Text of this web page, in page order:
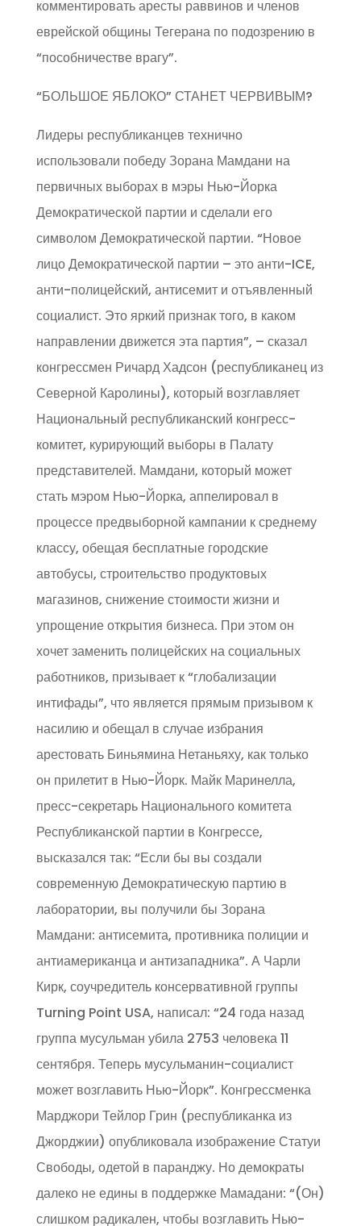
комментировать аресты раввинов и членов
еврейской общины Тегерана по подозрению в
“пособничестве врагу”.
“БОЛЬШОЕ ЯБЛОКО” СТАНЕТ ЧЕРВИВЫМ?
Лидеры республиканцев технично
использовали победу Зорана Мамдани на
первичных выборах в мэры Нью-Йорка
Демократической партии и сделали его
символом Демократической партии. “Новое
лицо Демократической партии – это анти-ICE,
анти-полицейский, антисемит и отъявленный
социалист. Это яркий признак того, в каком
направлении движется эта партия”, – сказал
конгрессмен Ричард Хадсон (республиканец из
Северной Каролины), который возглавляет
Национальный республиканский конгресс-
комитет, курирующий выборы в Палату
представителей. Мамдани, который может
стать мэром Нью-Йорка, аппелировал в
процессе предвыборной кампании к среднему
классу, обещая бесплатные городские
автобусы, строительство продуктовых
магазинов, снижение стоимости жизни и
упрощение открытия бизнеса. При этом он
хочет заменить полицейских на социальных
работников, призывает к “глобализации
интифады”, что является прямым призывом к
насилию и обещал в случае избрания
арестовать Биньямина Нетаньяху, как только
он прилетит в Нью-Йорк. Майк Маринелла,
пресс-секретарь Национального комитета
Республиканской партии в Конгрессе,
высказался так: “Если бы вы создали
современную Демократическую партию в
лаборатории, вы получили бы Зорана
Мамдани: антисемита, противника полиции и
антиамериканца и антизападника”. А Чарли
Кирк, соучредитель консервативной группы
Turning Point USA, написал: “24 года назад
группа мусульман убила 2753 человека 11
сентября. Теперь мусульманин-социалист
может возглавить Нью-Йорк”. Конгрессменка
Марджори Тейлор Грин (республиканка из
Джорджии) опубликовала изображение Статуи
Свободы, одетой в паранджу. Но демократы
далеко не едины в поддержке Мамадани: “(Он)
слишком радикален, чтобы возглавить Нью-